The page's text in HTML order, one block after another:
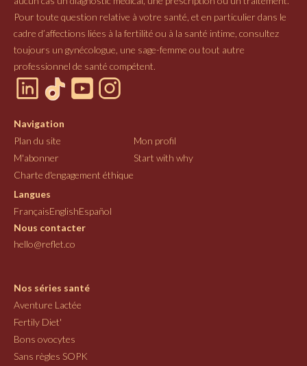
Pour toute question relative à votre santé, et en particulier dans le
cadre d’affections liées à la fertilité ou à la santé intime, consultez
toujours un gynécologue, une sage-femme ou tout autre
professionnel de santé compétent.
Navigation
Plan du site
Mon profil
M'abonner
Start with why
Charte d'engagement éthique
Langues
FrançaisEnglishEspañol
Nous contacter
hello@reflet.co
Nos séries santé
Aventure Lactée
Fertily Diet'
Bons ovocytes
Sans règles SOPK